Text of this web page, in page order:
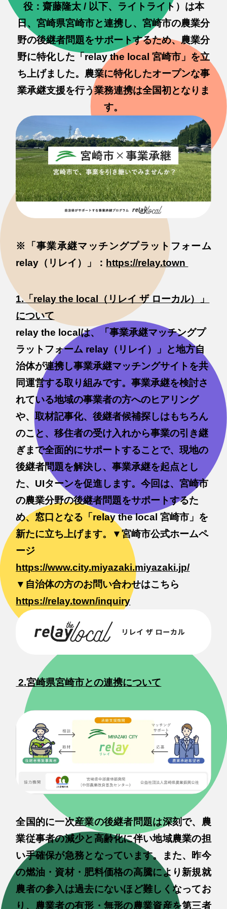
役：齋藤隆太 / 以下、ライトライト）は本
日、宮崎県宮崎市と連携し、宮崎市の農業分
野の後継者問題をサポートするため、農業分
野に特化した「relay the local 宮崎市」を立
ち上げました。農業に特化したオープンな事
業承継支援を行う業務連携は全国初となりま
す。
※「事業承継マッチングプラットフォーム
relay（リレイ）」： https://relay.town
1.「relay the local（リレイ ザ ローカル）」
について
relay the localは、「事業承継マッチングプ
ラットフォーム relay（リレイ）」と地方自
治体が連携し事業承継マッチングサイトを共
同運営する取り組みです。事業承継を検討さ
れている地域の事業者の方へのヒアリング
や、取材記事化、後継者候補探しはもちろん
のこと、移住者の受け入れから事業の引き継
ぎまで全面的にサポートすることで、現地の
後継者問題を解決し、事業承継を起点とし
た、UIターンを促進します。今回は、宮崎市
の農業分野の後継者問題をサポートするた
め、窓口となる「relay the local 宮崎市」を
新たに立ち上げます。▼宮崎市公式ホームペ
ージ
https://www.city.miyazaki.miyazaki.jp/
▼自治体の方のお問い合わせはこちら
https://relay.town/inquiry
2.宮崎県宮崎市との連携について
全国的に一次産業の後継者問題は深刻で、農
業従事者の減少と高齢化に伴い地域農業の担
い手確保が急務となっています。また、昨今
の燃油・資材・肥料価格の高騰により新規就
農者の参入は過去にないほど難しくなってお
り、農業者の有形・無形の農業資産を第三者